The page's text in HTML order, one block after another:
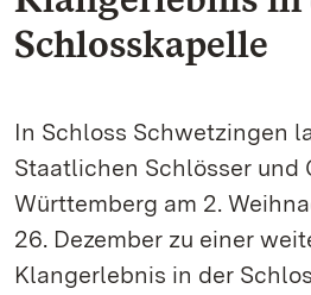
Schlosskapelle
In Schloss Schwetzingen
Staatlichen Schlösser und
Württemberg am 2.
26. Dezember zu einer
Klangerlebnis in der